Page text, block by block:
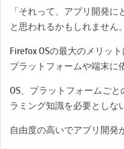
「それって、アプリ開発に
と思われるかもしれません。
Firefox OSの最大のメリッ
プラットフォームや端末に
OS、プラットフォームご
ラミング知識を必要としな
自由度の高いでアプリ開発